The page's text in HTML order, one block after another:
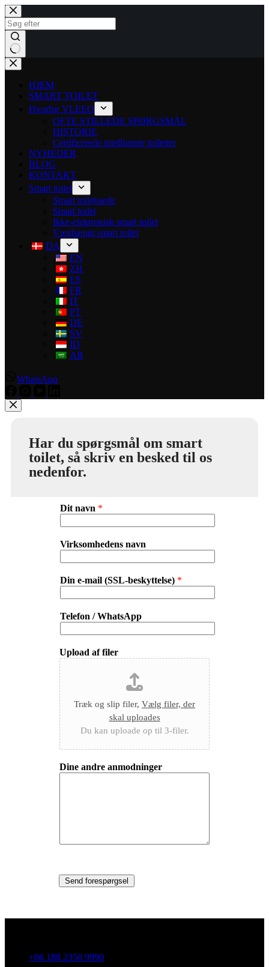
HJEM
SMART TOILET
Hvorfor VLEEO
OFTE STILLEDE SPØRGSMÅL
HISTORIE
Certificerede intelligente toiletter
NYHEDER
BLOG
KONTAKT
Smart toilet
Smart toiletsæde
Smart toilet
Ikke-elektronisk smart toilet
Væghængt smart toilet
DA
EN
ZH
ES
FR
IT
PT
DE
SV
ID
AR
WhatsApp
Har du spørgsmål om smart
toilet, så skriv en besked til os
nedenfor.
Dit navn *
Virksomhedens navn
Din e-mail (SSL-beskyttelse) *
Telefon / WhatsApp
Upload af filer
Træk og slip filer, Vælg filer, der
skal uploades
Du kan uploade op til 3-filer.
Dine andre anmodninger
Send forespørgsel
+86 188 2350 9990